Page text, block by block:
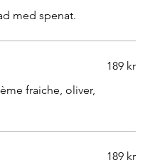
med spenat.
fraiche, oliver,
189 kr
189 kr